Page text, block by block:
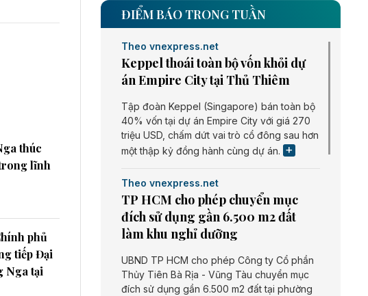
thúc
lĩnh
phủ
tiếp Đại
Nga tại
ĐIỂM BÁO TRONG TUẦN
Theo vnexpress.net
Keppel thoái toàn bộ vốn khỏi dự
án Empire City tại Thủ Thiêm
Tập đoàn Keppel (Singapore) bán toàn bộ
40% vốn tại dự án Empire City với giá 270
triệu USD, chấm dứt vai trò cổ đông sau hơn
một thập kỷ đồng hành cùng dự án.
Theo vnexpress.net
TP HCM cho phép chuyển mục
đích sử dụng gần 6.500 m2 đất
làm khu nghỉ dưỡng
UBND TP HCM cho phép Công ty Cổ phần
Thủy Tiên Bà Rịa - Vũng Tàu chuyển mục
đích sử dụng gần 6.500 m2 đất tại phường